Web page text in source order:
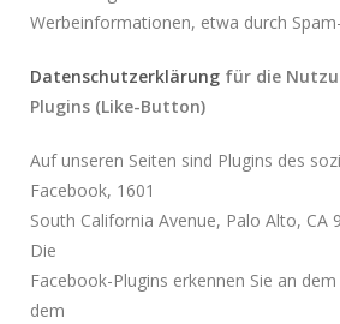
Werbeinformationen, etwa durch
Datenschutzerklärung für die
Plugins (Like-Button)
Auf unseren Seiten sind Plugins des
Facebook, 1601
South California Avenue, Palo Alto, CA
Die
Facebook-Plugins erkennen Sie an
dem